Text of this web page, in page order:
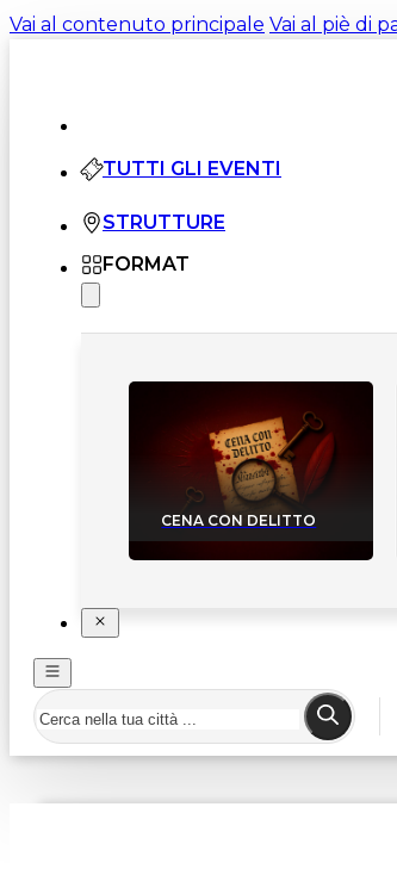
Vai al contenuto principale Vai al piè di
TUTTI GLI EVENTI
STRUTTURE
FORMAT
CENA CON DELITTO